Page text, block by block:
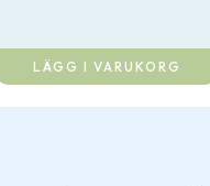
LÄGG I VARUKORG